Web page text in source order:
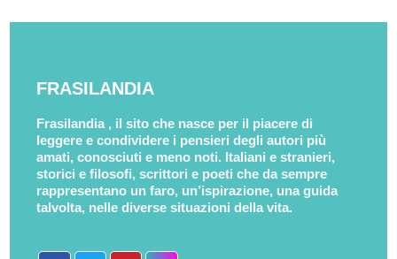
FRASILANDIA
Frasilandia , il sito che nasce per il piacere di
leggere e condividere i pensieri degli autori più
amati, conosciuti e meno noti. Italiani e stranieri,
storici e filosofi, scrittori e poeti che da sempre
rappresentano un faro, un’ispirazione, una guida
talvolta, nelle diverse situazioni della vita.